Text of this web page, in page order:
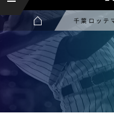
千葉ロッテ